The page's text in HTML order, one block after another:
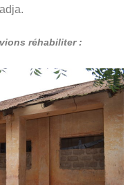
réhabiliter :